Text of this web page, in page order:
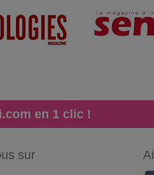
en 1 clic !
sur